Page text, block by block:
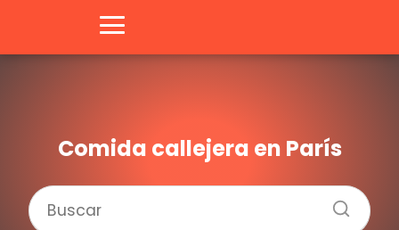
Comida callejera en París